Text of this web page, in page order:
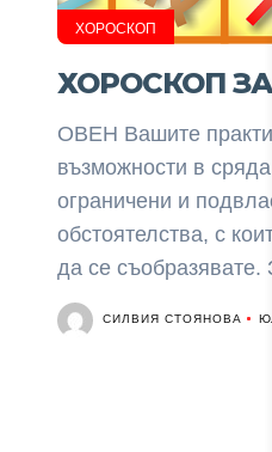
ХОРОСКОП
ХОРОСКОП
ОВЕН Вашите
възможности в
ограничени и
обстоятелства, с
да се съобразявате.
СИЛВИЯ СТОЯНОВА